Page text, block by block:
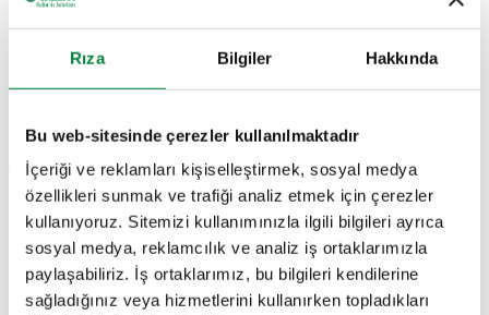
Rıza Bilgiler Hakkında
Bu web-sitesinde çerezler kullanılmaktadır
İçeriği ve reklamları kişiselleştirmek, sosyal medya
özellikleri sunmak ve trafiği analiz etmek için çerezler
kullanıyoruz. Sitemizi kullanımınızla ilgili bilgileri ayrıca
sosyal medya, reklamcılık ve analiz iş ortaklarımızla
paylaşabiliriz. İş ortaklarımız, bu bilgileri kendilerine
sağladığınız veya hizmetlerini kullanırken topladıkları
TEKNIK VERILER
Ayar basınç aralığı :0,2–4 bar
Ortam sıcaklığı:5–65 °C
Maksimum çalışma basıncı:10 bar
ÇIZIMLER VE TEKNIK ÖZELLIKLER